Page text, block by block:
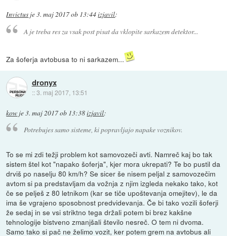
Invictus je3. maj 2017 ob 13:44izjavil:
A je treba res za vsak post pisat da vklopite sarkazem detektor...
Za šoferja avtobusa to ni sarkazem...
dronyx
::3. maj 2017, 13:51
kow je3. maj 2017 ob 13:38izjavil:
Potrebujes samo sisteme, ki popravljajo napake voznikov.
To se mi zdi težji problem kot samovozeči avti. Namreč kaj bo tak
sistem štel kot "napako šoferja", kjer mora ukrepati? Te bo pustil da
drviš po naselju 80 km/h? Se sicer še nisem peljal z samovozečim
avtom si pa predstavljam da vožnja z njim izgleda nekako tako, kot
če se pelješ z 80 letnikom (kar se tiče upoštevanja omejitev), le da
ima še vgrajeno sposobnost predvidevanja. Če bi tako vozili šoferji
že sedaj in se vsi striktno tega držali potem bi brez kakšne
tehnologije bistveno zmanjšali število nesreč. O tem ni dvoma.
Samo tako si pač ne želimo vozit, ker potem grem na avtobus ali